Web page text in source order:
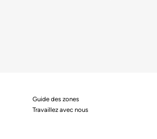
Guide des zones
Travaillez avec nous